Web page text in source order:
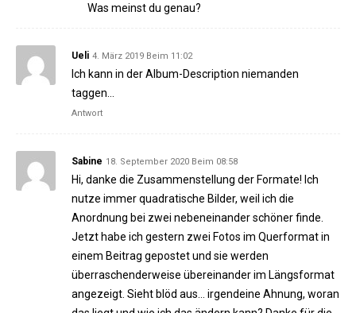
Was meinst du genau?
Ueli 4. März 2019 Beim 11:02
Ich kann in der Album-Description niemanden
taggen…
Antwort
Sabine 18. September 2020 Beim 08:58
Hi, danke die Zusammenstellung der Formate! Ich
nutze immer quadratische Bilder, weil ich die
Anordnung bei zwei nebeneinander schöner finde.
Jetzt habe ich gestern zwei Fotos im Querformat in
einem Beitrag gepostet und sie werden
überraschenderweise übereinander im Längsformat
angezeigt. Sieht blöd aus… irgendeine Ahnung, woran